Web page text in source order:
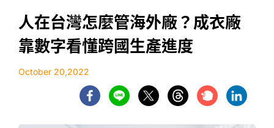
人在台灣怎麼管海外廠？成衣廠
靠數字看懂跨國生產進度
October 20,2022